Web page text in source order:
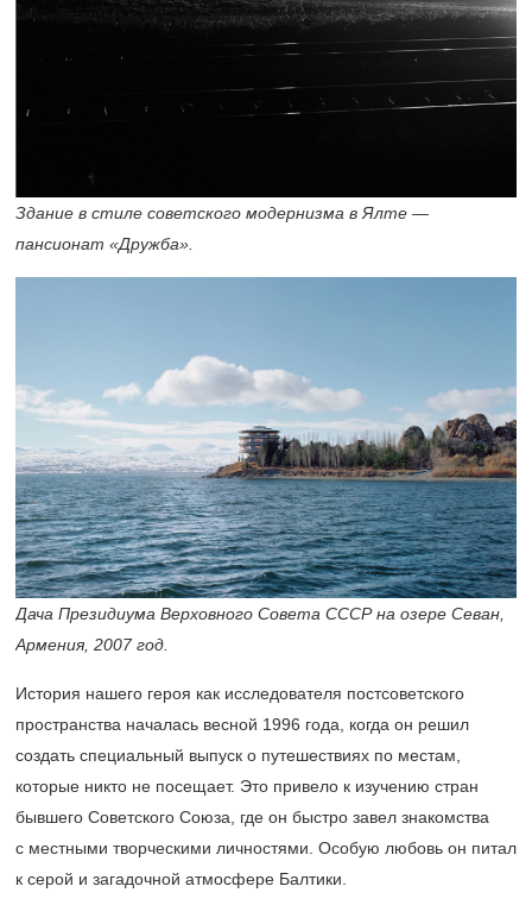
Здание в стиле советского модернизма в Ялте —
пансионат «Дружба».
Дача Президиума Верховного Совета СССР на озере Севан,
Армения, 2007 год.
История нашего героя как исследователя постсоветского
пространства началась весной 1996 года, когда он решил
создать специальный выпуск о путешествиях по местам,
которые никто не посещает. Это привело к изучению стран
бывшего Советского Союза, где он быстро завел знакомства
с местными творческими личностями. Особую любовь он питал
к серой и загадочной атмосфере Балтики.